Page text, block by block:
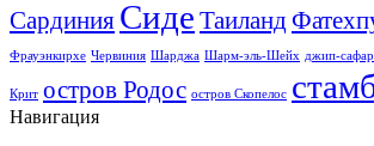
Сардиния Сиде Таиланд
Фрауэнкирхе Червиния Шарджа Шарм-эль-Шейх джип-
Крит остров Родос остров Скопелос
Навигация